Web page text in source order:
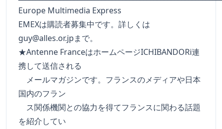
Europe Multimedia Express
EMEXは購読者募集中です。詳しくは
guy@alles.or.jpまで。
★Antenne FranceはホームページICHIBANDORi連
携して送信される
メールマガジンです。フランスのメディアや日本
国内のフラン
ス関係機関との協力を得てフランスに関わる話題
を紹介してい